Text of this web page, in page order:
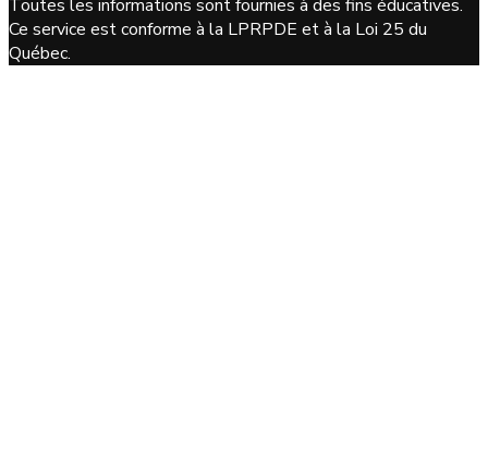
Toutes les informations sont fournies à des fins éducatives.
Ce service est conforme à la LPRPDE et à la Loi 25 du
Québec.